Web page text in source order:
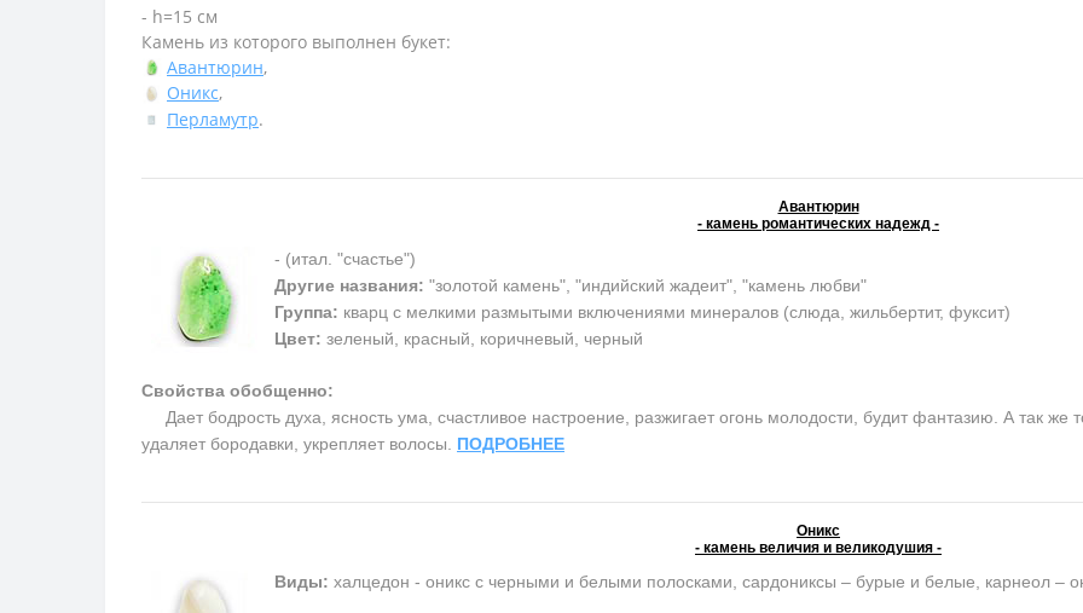
- h=15 см
Камень из которого выполнен букет:
Авантюрин,
Оникс,
Перламутр.
Авантюрин
- камень романтических надежд -
- (итал. "счастье")
Другие названия: "золотой камень", "индийский жадеит", "камень любви"
Группа: кварц с мелкими размытыми включениями минералов (слюда, жильбертит, фуксит)
Цвет: зеленый, красный, коричневый, черный
Свойства обобщенно:
Дает бодрость духа, ясность ума, счастливое настроение, разжигает огонь молодости, будит фантазию. А так же
удаляет бородавки, укрепляет волосы. ПОДРОБНЕЕ
Оникс
- камень величия и великодушия -
Виды: халцедон - оникс с черными и белыми полосками, сардониксы – бурые и белые, карнеол –